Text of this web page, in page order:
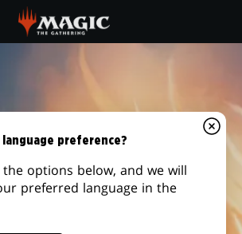
language preference?
options below, and we will
preferred language in the